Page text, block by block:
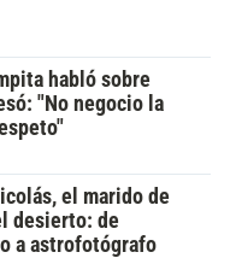
habló sobre
"No negocio la
el marido de
desierto: de
a astrofotógrafo